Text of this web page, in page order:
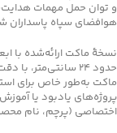
و توان حمل مهمات
هوافضای سپاه پاسداران
حدود ۲۴
ماکت به‌طور خاص برای
پروژه‌های یادبود یا
اختصاصی (پرچم، نام